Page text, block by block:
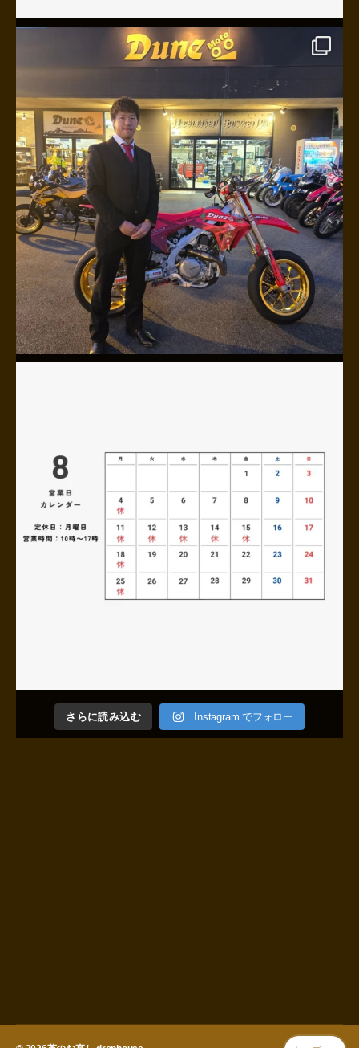
さらに読み込む Instagram でフォロー